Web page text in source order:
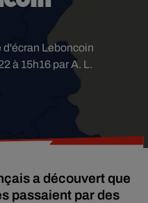
à 15h16 par A. L.
d'écran Leboncoin
a découvert que
passaient par des